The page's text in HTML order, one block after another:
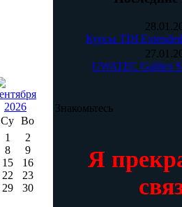
Су Во
1
2
8
9
15
16
22
23
29
30
Курсы TDI
UWATEC Galileo
Знакомьтесь
Я